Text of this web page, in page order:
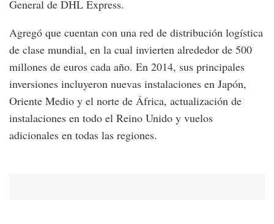
General de DHL Express.
Agregó que cuentan con una red de distribución logística
de clase mundial, en la cual invierten alrededor de 500
millones de euros cada año. En 2014, sus principales
inversiones incluyeron nuevas instalaciones en Japón,
Oriente Medio y el norte de África, actualización de
instalaciones en todo el Reino Unido y vuelos
adicionales en todas las regiones.